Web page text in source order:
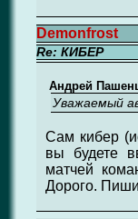
Demonfrost
Re: КИБЕР
Андрей
Уважаемый
Сам кибер
вы будете
матчей
Дорого.